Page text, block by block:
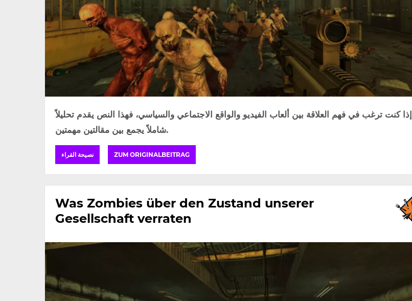
إذا كنت ترغب في فهم العلاقة بين ألعاب الفيديو والواقع الاجتماعي والسياسي، فهذا النص يقدم تحليلاً
شاملاً يجمع بين مقالتين مهمتين.
نصيحة القراء ZUM ORIGINALBEITRAG
Was Zombies über den Zustand unserer
Gesellschaft verraten